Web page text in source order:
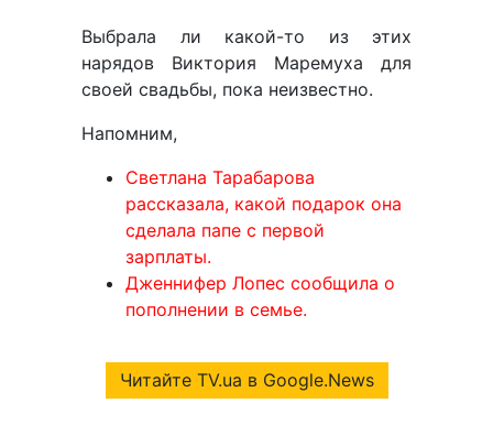
Выбрала ли какой-то из этих
нарядов Виктория Маремуха для
своей свадьбы, пока неизвестно.
Напомним,
Светлана Тарабарова
рассказала, какой подарок она
сделала папе с первой
зарплаты.
Дженнифер Лопес сообщила о
пополнении в семье.
Читайте TV.ua в Google.News